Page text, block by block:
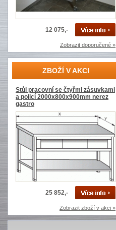
12 075,-
Zobrazit doporučené »
ZBOŽÍ V AKCI
Stůl pracovní se čtyřmi zásuvkami
a policí 2000x800x900mm nerez
gastro
25 852,-
Zobrazit zboží v akci »